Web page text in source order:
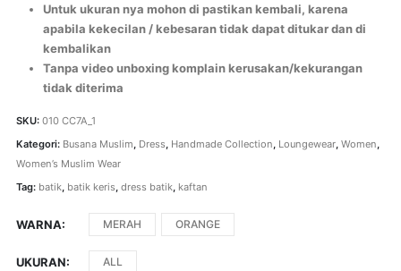
Untuk ukuran nya mohon di pastikan kembali, karena
apabila kekecilan / kebesaran tidak dapat ditukar dan di
kembalikan
Tanpa video unboxing komplain kerusakan/kekurangan
tidak diterima
SKU: 010 CC7A_1
Kategori: Busana Muslim, Dress, Handmade Collection, Loungewear, Women,
Women’s Muslim Wear
Tag: batik, batik keris, dress batik, kaftan
WARNA MERAH ORANGE
UKURAN ALL